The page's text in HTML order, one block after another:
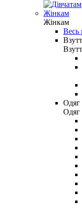
Жінкам
Жінкам
Весь
Одяг
Одяг